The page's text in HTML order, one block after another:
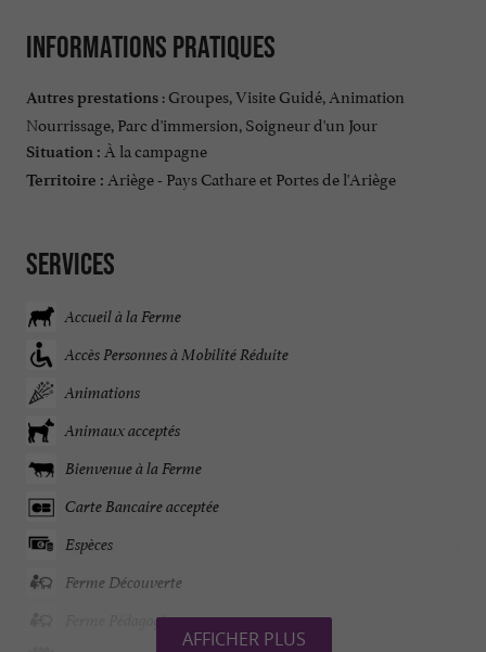
Informations pratiques
Autres prestations : Groupes, Visite Guidé, Animation
Nourrissage, Parc d'immersion, Soigneur d'un Jour
Situation : À la campagne
Territoire : Ariège - Pays Cathare et Portes de l'Ariège
Services
Accueil à la Ferme
Accès Personnes à Mobilité Réduite
Animations
Animaux acceptés
Bienvenue à la Ferme
Carte Bancaire acceptée
Espèces
Ferme Découverte
Ferme Pédagogique
AFFICHER PLUS